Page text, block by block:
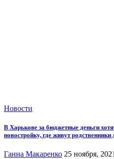
Новости
В Харькове за бюджетные деньги
новостройку, где живут родственники
Ганна Макаренко 25 ноября,